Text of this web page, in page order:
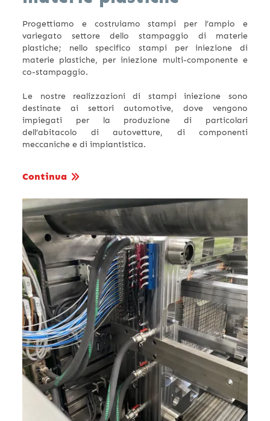
Progettiamo e costruiamo stampi per l’ampio e
variegato settore dello stampaggio di materie
plastiche; nello specifico stampi per iniezione di
materie plastiche, per iniezione multi-componente e
co-stampaggio.
Le nostre realizzazioni di stampi iniezione sono
destinate ai settori automotive, dove vengono
impiegati per la produzione di particolari
dell’abitacolo di autovetture, di componenti
meccaniche e di impiantistica.
Continua